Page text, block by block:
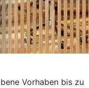
Vorhaben bis zu